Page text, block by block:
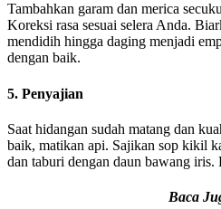
Tambahkan garam dan merica
Koreksi rasa sesuai selera Anda.
mendidih hingga daging menjadi
dengan baik.
5. Penyajian
Saat hidangan sudah matang dan
baik, matikan api. Sajikan sop kikil
dan taburi dengan daun bawang iris.
Baca